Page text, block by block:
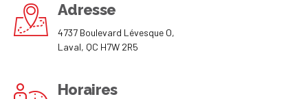
Adresse
4737 Boulevard Lévesque O,
Laval, QC H7W 2R5
Horaires